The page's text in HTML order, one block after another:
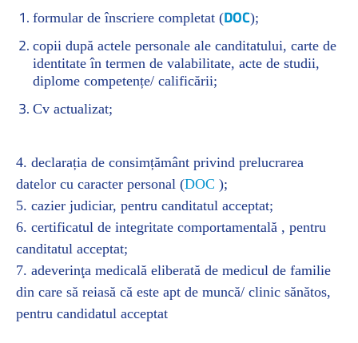
formular de înscriere completat (DOC);
copii după actele personale ale canditatului, carte de
identitate în termen de valabilitate, acte de studii,
diplome competențe/ calificării;
Cv actualizat;
4. declarația de consimțământ privind prelucrarea
datelor cu caracter personal (DOC );
5. cazier judiciar, pentru canditatul acceptat;
6. certificatul de integritate comportamentală , pentru
canditatul acceptat;
7. adeverinţa medicală eliberată de medicul de familie
din care să reiasă că este apt de muncă/ clinic sănătos,
pentru candidatul acceptat